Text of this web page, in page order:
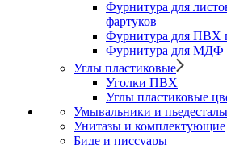
Фурнитура для
фартуков
Фурнитура для ПВХ
Фурнитура для МДФ
Углы пластиковые
Уголки ПВХ
Углы пластиковые
Умывальники и пьедесталы
Унитазы и комплектующие
Биде и писсуары